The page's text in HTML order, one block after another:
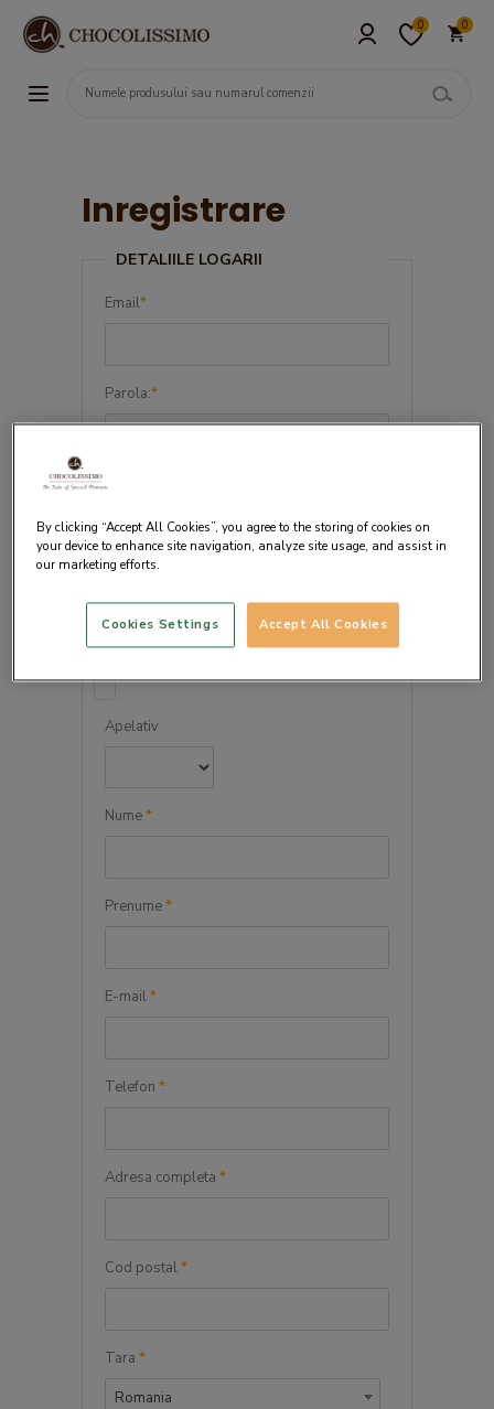
0 0
Inregistrare
DETALIILE LOGARII
Email*
Parola:*
Confirma parola:
DETALIILE PERSONALE
Apelativ
Nume*
Prenume*
E-mail*
Telefon *
Adresa completa *
Cod postal*
Tara *
Romania
By clicking “Accept All Cookies”, you agree to the storing of cookies on
your device to enhance site navigation, analyze site usage, and assist in
our marketing efforts.
Accept All Cookies
Cookies Settings